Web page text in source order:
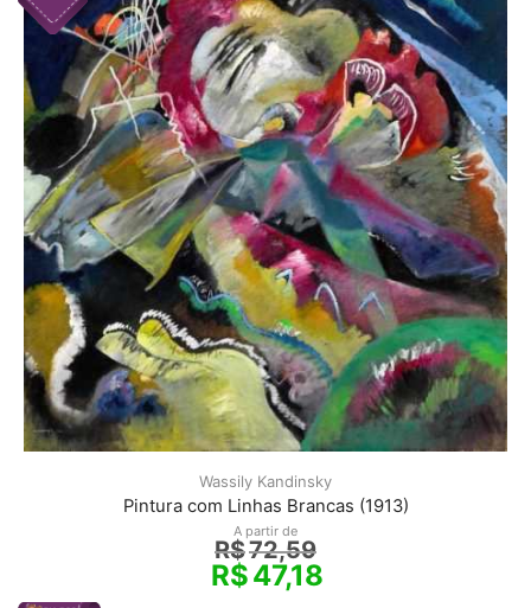
Wassily Kandinsky
Pintura com Linhas Brancas (1913)
A partir de
R$72,59
R$47,18